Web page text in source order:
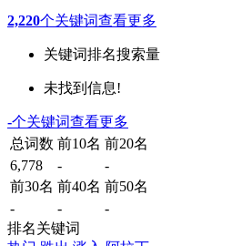
2,220个关键词查看更多
关键词排名搜索量
未找到信息!
-个关键词查看更多
总词数 前10名 前20名
6,778
-
-
前30名 前40名 前50名
-
-
-
排名关键词